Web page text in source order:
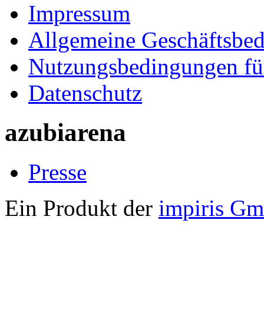
Impressum
Allgemeine
Nutzungsbedingungen
Datenschutz
azubiarena
Presse
Ein Produkt der impiris